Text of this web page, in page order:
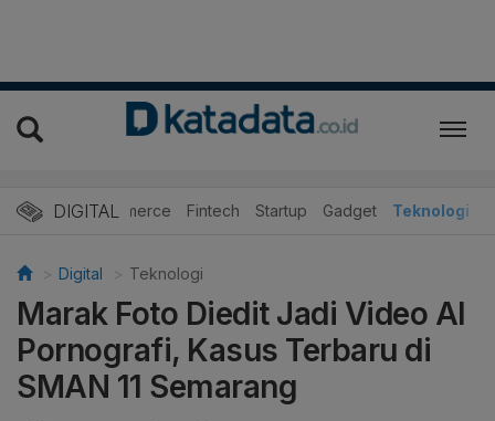
DIGITAL
E-Commerce Fintech Startup Gadget Teknologi
Digital Teknologi
Marak Foto Diedit Jadi Video AI
Pornografi, Kasus Terbaru di
SMAN 11 Semarang